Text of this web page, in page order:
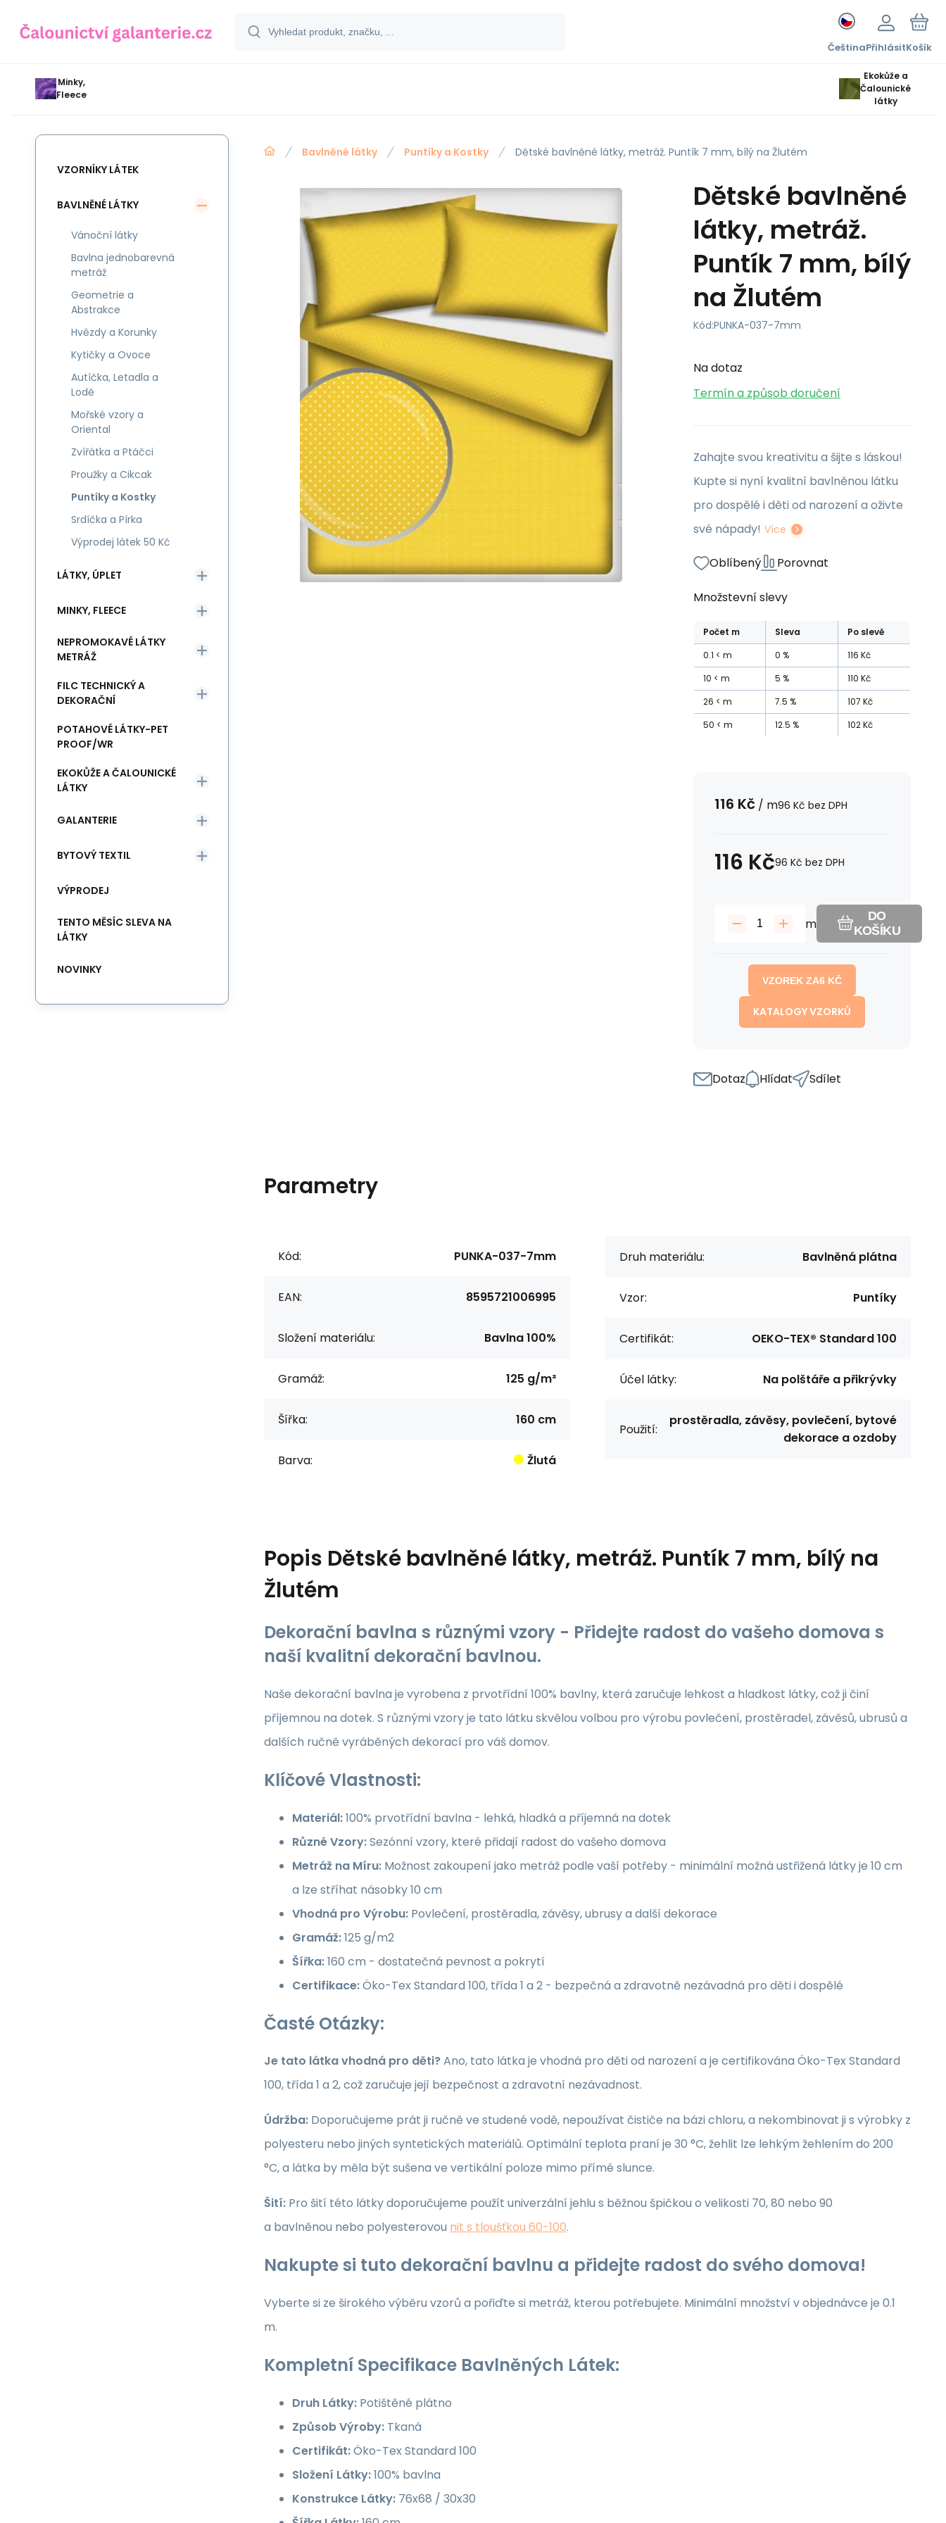
ČeštinaPřihlásitKošík
Minky,
Fleece
Ekokůže a
Čalounické
látky
Bavlněné látky Puntíky a Kostky Dětské bavlněné látky, metráž. Puntík 7 mm, bílý na Žlutém
Dětské bavlněné
látky, metráž.
Puntík 7 mm, bílý
na Žlutém
Kód:PUNKA-037-7mm
Na dotaz
Termín a způsob doručení
Zahajte svou kreativitu a šijte s láskou!
Kupte si nyní kvalitní bavlněnou látku
pro dospělé i děti od narození a oživte
své nápady! Více
Oblíbený Porovnat
Množstevní slevy
Počet m Sleva
Po slevě
0.1
m 0 % 116 Kč
10
m 5 % 110 Kč
26
m 7.5 % 107 Kč
50
m 12.5 % 102Kč
116 Kč / m96 Kč bez DPH
116 Kč96 Kč bez DPH
m
DO
KOŠÍKU
VZOREK ZA6 KČ
KATALOGY VZORKŮ
Dotaz Hlídat Sdílet
Parametry
Kód: PUNKA-037-7mm
EAN: 8595721006995
Složení materiálu: Bavlna 100%
Gramáž: 125 g/m²
Šířka: 160 cm
Barva: Žlutá
Druh materiálu: Bavlněná plátna
Vzor: Puntíky
Certifikát: OEKO-TEX® Standard 100
Účel látky: Na polštáře a přikrývky
Použití:
prostěradla, závěsy, povlečení, bytové
dekorace a ozdoby
Popis Dětské bavlněné látky, metráž. Puntík 7 mm, bílý na
Žlutém
Dekorační bavlna s různými vzory - Přidejte radost do vašeho domova s
naší kvalitní dekorační bavlnou.
Naše dekorační bavlna je vyrobena z prvotřídní 100% bavlny, která zaručuje lehkost a hladkost látky, což ji činí
příjemnou na dotek. S různými vzory je tato látku skvělou volbou pro výrobu povlečení, prostěradel, závěsů, ubrusů a
dalších ručně vyráběných dekorací pro váš domov.
Klíčové Vlastnosti:
Materiál:100% prvotřídní bavlna - lehká, hladká a příjemná na dotek
Různé Vzory:Sezónní vzory, které přidají radost do vašeho domova
Metráž na Míru: Možnost zakoupení jako metráž podle vaší potřeby - minimální možná ustřižená látky je 10 cm
a lze stříhat násobky 10 cm
Vhodná pro Výrobu: Povlečení, prostěradla, závěsy, ubrusy a další dekorace
Gramáž:125 g/m2
Šířka:160 cm - dostatečná pevnost a pokrytí
Certifikace:Öko-Tex Standard 100, třída 1 a 2 - bezpečná a zdravotně nezávadná pro děti i dospělé
Časté Otázky:
Je tato látka vhodná pro děti?Ano, tato látka je vhodná pro děti od narození a je certifikována Öko-Tex Standard
100, třída 1 a 2, což zaručuje její bezpečnost a zdravotní nezávadnost.
Údržba: Doporučujeme prát ji ručně ve studené vodě, nepoužívat čističe na bázi chloru, a nekombinovat ji s výrobky z
polyesteru nebo jiných syntetických materiálů. Optimální teplota praní je 30 °C, žehlit lze lehkým žehlením do 200
°C, a látka by měla být sušena ve vertikální poloze mimo přímé slunce.
Šití: Pro šití této látky doporučujeme použít univerzální jehlu s běžnou špičkou o velikosti 70, 80 nebo 90
a bavlněnou nebo polyesterovou nit s tloušťkou 60-100.
Nakupte si tuto dekorační bavlnu a přidejte radost do svého domova!
Vyberte si ze širokého výběru vzorů a pořiďte si metráž, kterou potřebujete. Minimální množství v objednávce je 0.1
m.
Kompletní Specifikace Bavlněných Látek:
Druh Látky: Potištěné plátno
Způsob Výroby: Tkaná
Certifikát:Öko-Tex Standard 100
Složení Látky:100% bavlna
Konstrukce Látky: 76x68 / 30x30
VZORNÍKY LÁTEK
BAVLNĚNÉ LÁTKY
Vánoční látky
Bavlna jednobarevná
metráž
Geometrie a
Abstrakce
Hvězdy a Korunky
Kytičky a Ovoce
Autíčka, Letadla a
Lodě
Mořské vzory a
Oriental
Zvířátka a Ptáčci
Proužky a Cikcak
Puntíky a Kostky
Srdíčka a Pírka
Výprodej látek 50 Kč
LÁTKY, ÚPLET
MINKY, FLEECE
NEPROMOKAVÉ LÁTKY
METRÁŽ
FILC TECHNICKÝ A
DEKORAČNÍ
POTAHOVÉ LÁTKY-PET
PROOF/WR
EKOKŮŽE A ČALOUNICKÉ
LÁTKY
GALANTERIE
BYTOVÝ TEXTIL
VÝPRODEJ
TENTO MĚSÍC SLEVA NA
LÁTKY
NOVINKY